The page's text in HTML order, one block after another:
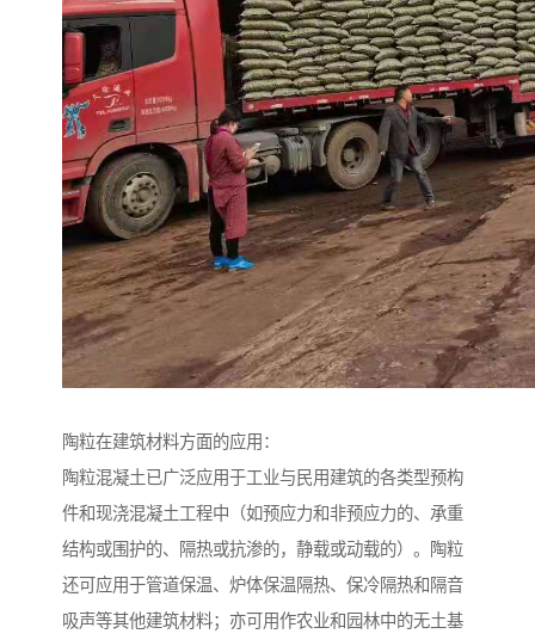
陶粒在建筑材料方面的应用：
陶粒混凝土已广泛应用于工业与民用建筑的各类型预构
件和现浇混凝土工程中（如预应力和非预应力的、承重
结构或围护的、隔热或抗渗的，静载或动载的）。陶粒
还可应用于管道保温、炉体保温隔热、保冷隔热和隔音
吸声等其他建筑材料；亦可用作农业和园林中的无土基